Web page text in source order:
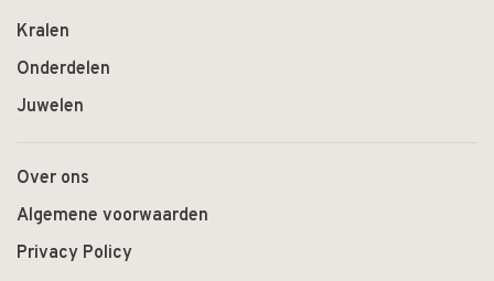
Kralen
Onderdelen
Juwelen
Over ons
Algemene voorwaarden
Privacy Policy